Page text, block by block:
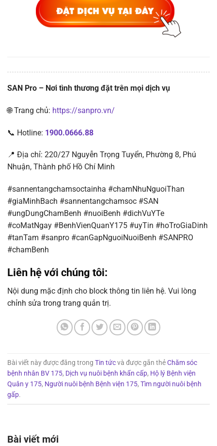
SAN Pro – Nơi tình thương đặt trên mọi dịch vụ
🌐 Trang chủ: https://sanpro.vn/
📞 Hotline: 1900.0666.88
📍 Địa chỉ: 220/27 Nguyễn Trọng Tuyển, Phường 8, Phú
Nhuận, Thành phố Hồ Chí Minh
#sannentangchamsoctainha #chamNhuNguoiThan
#giaMinhBach #sannentangchamsoc #SAN
#ungDungChamBenh #nuoiBenh #dichVuYTe
#coMatNgay #BenhVienQuanY175 #uyTin #hoTroGiaDinh
#tanTam #sanpro #canGapNguoiNuoiBenh #SANPRO
#chamBenh
Liên hệ với chúng tôi:
Nội dung mặc định cho block thông tin liên hệ. Vui lòng
chỉnh sửa trong trang quản trị.
Bài viết này được đăng trong Tin tứcvà được gắn thẻChăm sóc
bệnh nhân BV 175, Dịch vụ nuôi bệnh khẩn cấp, Hộ lý Bệnh viện
Quân y 175, Người nuôi bệnh Bệnh viện 175, Tìm người nuôi bệnh
gấp.
Bài viết mới